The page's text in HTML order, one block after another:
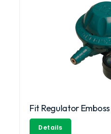
Fit Regulator Emboss
Details